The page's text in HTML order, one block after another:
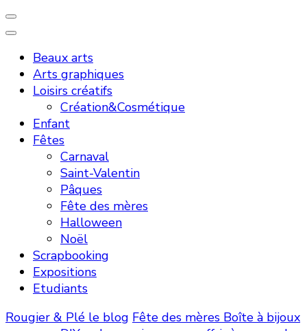
Beaux arts
Arts graphiques
Loisirs créatifs
Création&Cosmétique
Enfant
Fêtes
Carnaval
Saint-Valentin
Pâques
Fête des mères
Halloween
Noël
Scrapbooking
Expositions
Etudiants
Rougier & Plé le blog Fête des mères Boîte à bijoux